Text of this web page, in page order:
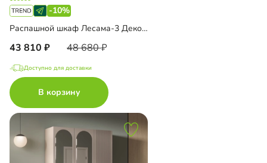
-10%
Распашной шкаф Лесама-3 Декор 1 с зеркалом
43 810 48 680
Доступно для доставки
В корзину